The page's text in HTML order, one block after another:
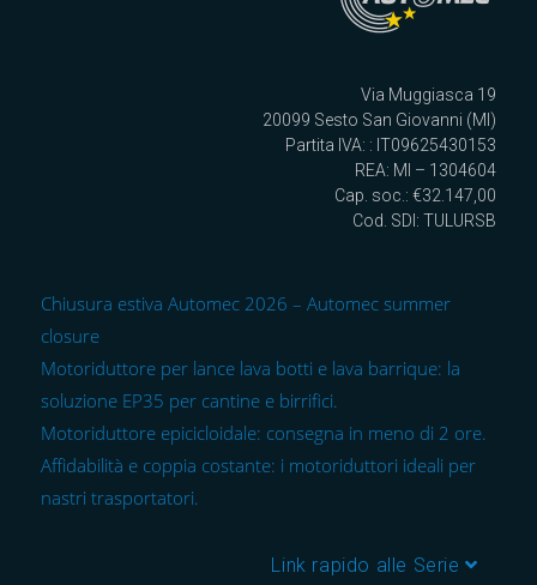
Via Muggiasca 19
20099 Sesto San Giovanni (MI)
Partita IVA: : IT09625430153
REA: MI – 1304604
Cap. soc.: €32.147,00
Cod. SDI: TULURSB
Chiusura estiva Automec 2026 – Automec summer
closure
Motoriduttore per lance lava botti e lava barrique: la
soluzione EP35 per cantine e birrifici.
Motoriduttore epicicloidale: consegna in meno di 2 ore.
Affidabilità e coppia costante: i motoriduttori ideali per
nastri trasportatori.
Link rapido alle Serie